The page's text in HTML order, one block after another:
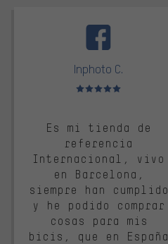
Inphoto C.
Valoración media: 5 de 5
Es mi tienda de
referencia
Internacional, vivo
en Barcelona,
siempre han cumplido
y he podido comprar
cosas para mis
bicis, que en España